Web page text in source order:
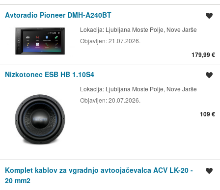
Avtoradio Pioneer DMH-A240BT
Lokacija: Ljubljana Moste Polje, Nove Jarše
Objavljen:21.07.2026.
179,99 €
Nizkotonec ESB HB 1.10S4
Lokacija: Ljubljana Moste Polje, Nove Jarše
Objavljen:20.07.2026.
109 €
Komplet kablov za vgradnjo avtoojačevalca ACV LK-20 -
20 mm2